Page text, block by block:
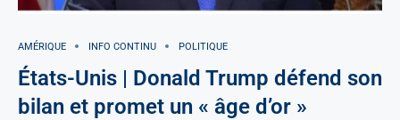
AMÉRIQUE INFO CONTINU POLITIQUE
États-Unis | Donald Trump défend son
bilan et promet un « âge d’or »